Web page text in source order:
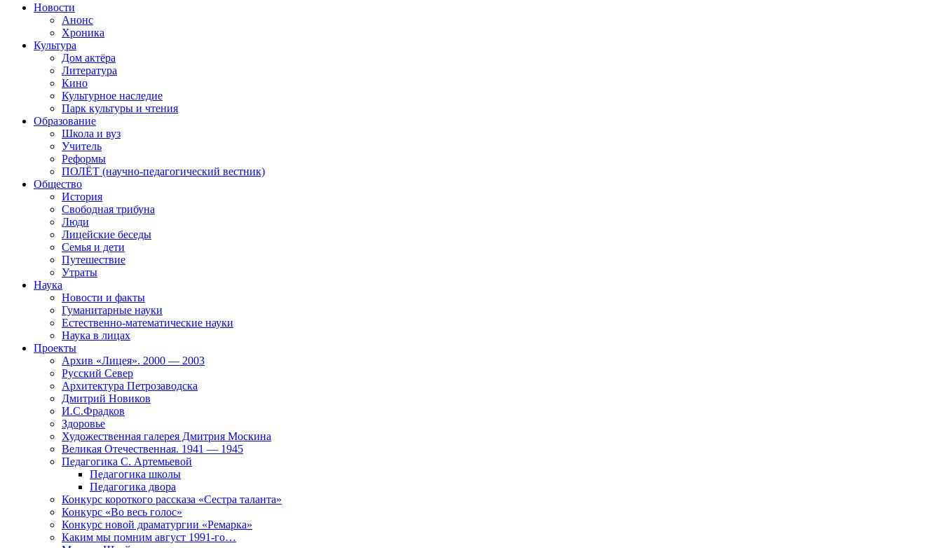
Новости
Анонс
Хроника
Культура
Дом актёра
Литература
Кино
Культурное наследие
Парк культуры и чтения
Образование
Школа и вуз
Учитель
Реформы
ПОЛЁТ (научно-педагогический вестник)
Общество
История
Свободная трибуна
Люди
Лицейские беседы
Семья и дети
Путешествие
Утраты
Наука
Новости и факты
Гуманитарные науки
Естественно-математические науки
Наука в лицах
Проекты
Архив «Лицея». 2000 — 2003
Русский Север
Архитектура Петрозаводска
Дмитрий Новиков
И.С.Фрадков
Здоровье
Художественная галерея Дмитрия Москина
Великая Отечественная. 1941 — 1945
Педагогика С. Артемьевой
Педагогика школы
Педагогика двора
Конкурс короткого рассказа «Сестра таланта»
Конкурс «Во весь голос»
Конкурс новой драматургии «Ремарка»
Каким мы помним август 1991-го…